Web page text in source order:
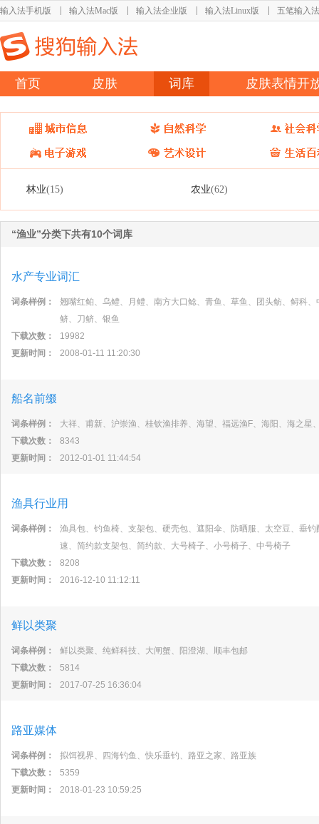
输入法手机版 输入法Mac版 输入法企业版 输入法Linux版 五笔输入法
首页 皮肤 词库 皮肤表情开
林业(15) 农业(62)
“渔业”分类下共有10个词库
水产专业词汇
词条样例：
翘嘴红鲌、乌鳢、月鳢、南方大口鲶、青鱼、草鱼、团头鲂、鲟科
鲚、刀鲚、银鱼
下载次数：
19982
更新时间：
2008-01-11 11:20:30
船名前缀
词条样例：
大祥、甫新、沪崇渔、桂钦渔排养、海望、福远渔F、海阳、海之星
下载次数：
8343
更新时间：
2012-01-01 11:44:54
渔具行业用
词条样例：
渔具包、钓鱼椅、支架包、硬壳包、遮阳伞、防晒服、太空豆、垂
速、简约款支架包、简约款、大号椅子、小号椅子、中号椅子
下载次数：
8208
更新时间：
2016-12-10 11:12:11
鲜以类聚
词条样例：
鲜以类聚、纯鲜科技、大闸蟹、阳澄湖、顺丰包邮
下载次数：
5814
更新时间：
2017-07-25 16:36:04
路亚媒体
词条样例：
拟饵视界、四海钓鱼、快乐垂钓、路亚之家、路亚族
下载次数：
5359
更新时间：
2018-01-23 10:59:25